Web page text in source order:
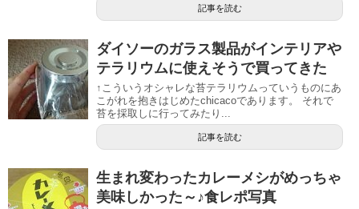
記事を読む
ダイソーのガラス製品がインテリアや
テラリウムに使えそうで買ってきた
↑こういうオシャレな苔テラリウムっていうものにあ
こがれを抱きはじめたchicacoであります。 それで
苔を採取しに行ってみたり...
記事を読む
生まれ変わったカレーメシがめっちゃ
美味しかった～♪食レポ写真